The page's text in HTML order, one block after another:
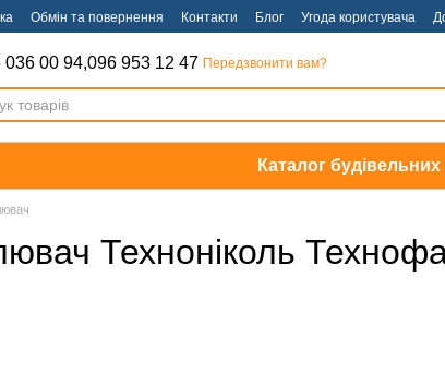
Обмін та повернення Контакти Блог Угода користувача
036 00 94,096 953 12 47 Передзвонити вам?
Каталог будівельних
Техноніколь